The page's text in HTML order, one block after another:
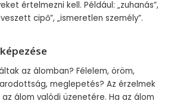
értelmezni kell. Például: „zuhanás”,
cipő”, „ismeretlen személy”.
az álomban? Félelem, öröm,
meglepetés? Az érzelmek
álom valódi üzenetére. Ha az álom